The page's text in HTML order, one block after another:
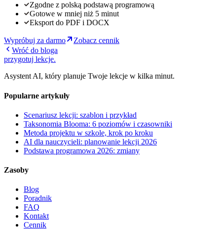
Zgodne z polską podstawą programową
Gotowe w mniej niż 5 minut
Eksport do PDF i DOCX
Wypróbuj za darmo
Zobacz cennik
Wróć do bloga
przygotuj lekcje.
Asystent AI, który planuje Twoje lekcje w kilka minut.
Popularne artykuły
Scenariusz lekcji: szablon i przykład
Taksonomia Blooma: 6 poziomów i czasowniki
Metoda projektu w szkole, krok po kroku
AI dla nauczycieli: planowanie lekcji 2026
Podstawa programowa 2026: zmiany
Zasoby
Blog
Poradnik
FAQ
Kontakt
Cennik